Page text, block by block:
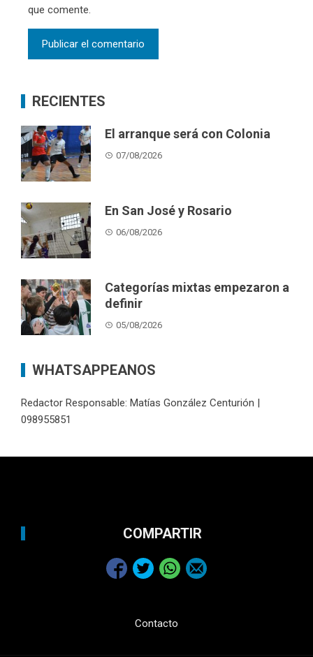
que comente.
RECIENTES
El arranque será con Colonia
07/08/2026
En San José y Rosario
06/08/2026
Categorías mixtas empezaron a
definir
05/08/2026
WHATSAPPEANOS
Redactor Responsable: Matías González Centurión |
098955851
COMPARTIR
Contacto